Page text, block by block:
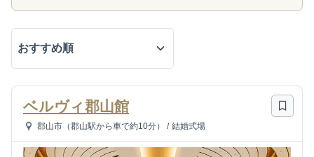
ベルヴィ郡山館
郡山市（郡山駅から車で約10分） / 結婚式場